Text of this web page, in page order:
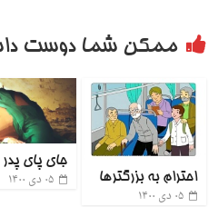
ممکن شما دوست
احترام به بزرگترها
۰۵ دی ۱۴۰۰
جای پای پدر
۰۵ دی ۱۴۰۰